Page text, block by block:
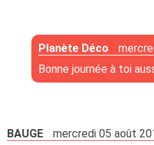
Planète Déco
Bonne journée à toi
BAUGE
mercredi 05 août